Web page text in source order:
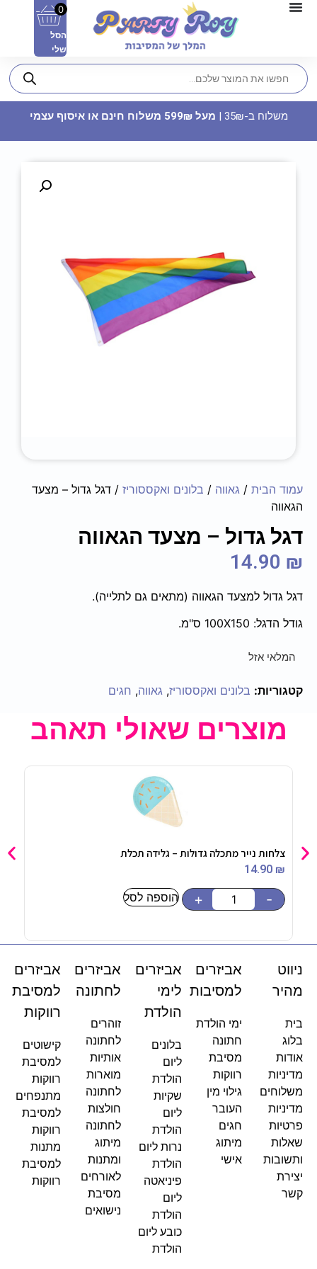
0
הסל
שלי
משלוח ב-35₪ | מעל 599₪ משלוח חינם או איסוף עצמי
עמוד הבית / גאווה / בלונים ואקססוריז / דגל גדול – מצעד
הגאווה
דגל גדול – מצעד הגאווה
14.90 ₪
דגל גדול למצעד הגאווה (מתאים גם לתלייה).
גודל הדגל: 100X150 ס"מ.
המלאי אזל
קטגוריות: בלונים ואקססוריז, גאווה, חגים
מוצרים שאולי תאהב
צלחות נייר מתכלה גדולות – גלידה תכלת
14.90 ₪
-
+ הוספה לסל
ניווט
מהיר
בית
בלוג
אודות
מדיניות
משלוחים
מדיניות
פרטיות
שאלות
ותשובות
יצירת
קשר
אביזרים
למסיבות
ימי הולדת
חתונה
מסיבת
רווקות
גילוי מין
העובר
חגים
מיתוג
אישי
אביזרים
לימי
הולדת
בלונים
ליום
הולדת
שקיות
ליום
הולדת
נרות ליום
הולדת
פיניאטה
ליום
הולדת
כובע ליום
הולדת
אביזרים
לחתונה
זוהרים
לחתונה
אותיות
מוארות
לחתונה
חולצות
לחתונה
מיתוג
ומתנות
לאורחים
מסיבת
נישואים
אביזרים
למסיבת
רווקות
קישוטים
למסיבת
רווקות
מתנפחים
למסיבת
רווקות
מתנות
למסיבת
רווקות